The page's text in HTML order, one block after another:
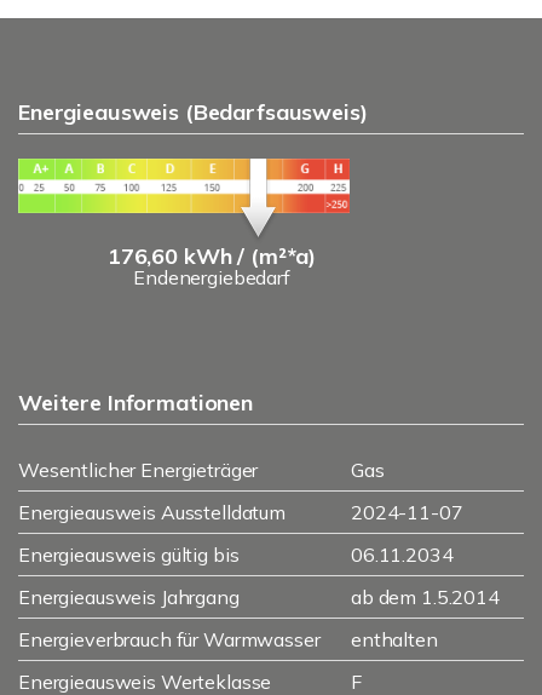
Energieausweis (Bedarfsausweis)
176,60 kWh / (m²*a)
Endenergiebedarf
Weitere Informationen
Wesentlicher Energieträger
Gas
Energieausweis Ausstelldatum
2024-11-07
Energieausweis gültig bis
06.11.2034
Energieausweis Jahrgang
ab dem 1.5.2014
Energieverbrauch für Warmwasser
enthalten
Energieausweis Werteklasse
F